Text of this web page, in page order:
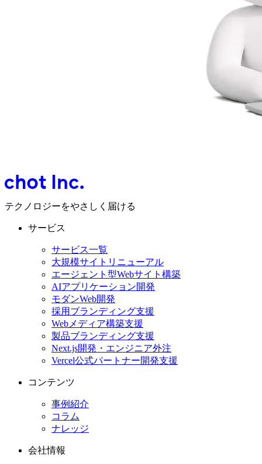
テクノロジーをやさしく届ける
サービス
サービス一覧
大規模サイトリニューアル
エージェント型Webサイト構築
AIアプリケーション開発
モダンWeb開発
採用ブランディング支援
Webメディア構築支援
製品ブランディング支援
Next.js開発・エンジニア外注
Vercel公式パートナー開発支援
コンテンツ
事例紹介
コラム
ナレッジ
会社情報